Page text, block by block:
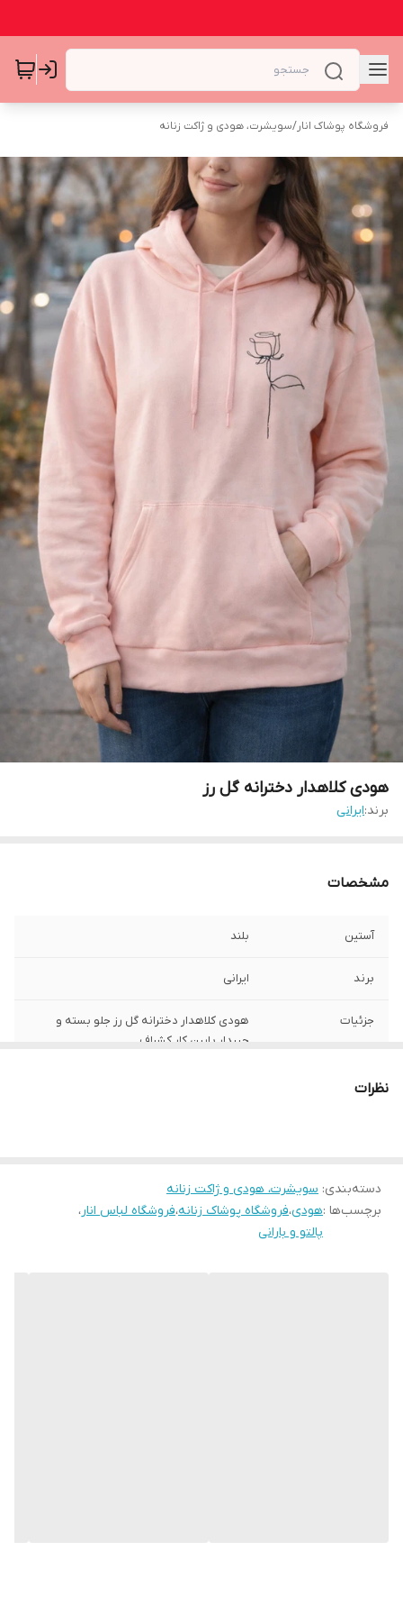
فروشگاه پوشاک انار/سویشرت، هودی و ژاکت زنانه
هودی کلاهدار دخترانه گل رز
برند:ایرانی
مشخصات
آستین بلند
برند ایرانی
جزئیات
هودی کلاهدار دخترانه گل رز جلو بسته و
جیبدار پایین کار کشباف
جنس
رنگ صورتی
نظرات
دسته‌بندی: سویشرت، هودی و ژاکت زنانه
برچسب‌ها :هودی،فروشگاه پوشاک زنانه،فروشگاه لباس انار،
پالتو و بارانی